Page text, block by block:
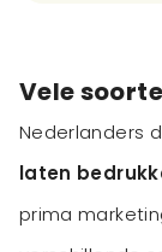
Vele
Nederlanders
laten
prima